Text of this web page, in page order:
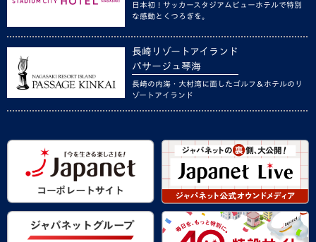
日本初！サッカースタジアムビューホテルで特別
な感動とくつろぎを。
長崎リゾートアイランド
パサージュ琴海
長崎の内海・大村湾に面したゴルフ＆ホテルのリ
ゾートアイランド